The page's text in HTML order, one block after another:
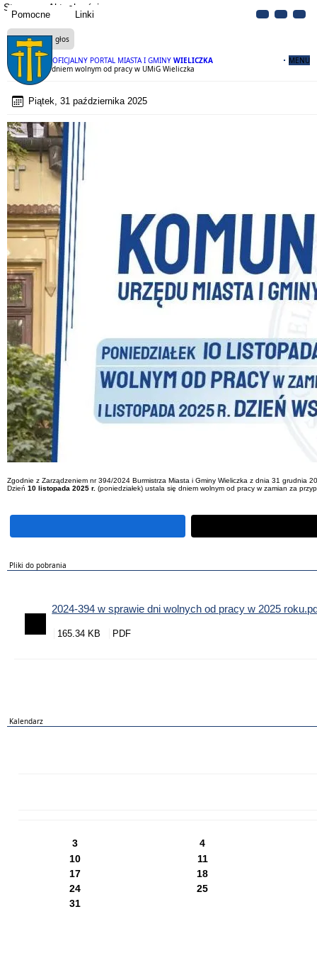
Pomocne Linki
OFICJALNY PORTAL MIASTA I GMINY WIELICZKA MENU
Strona Aktualności
Czytaj na głos
10 listopada dniem wolnym od pracy w UMiG Wieliczka
Piątek, 31 października 2025
Zgodnie z Zarządzeniem nr 394/2024 Burmistrza Miasta i Gminy Wieliczka z dnia 31 grudnia
Dzień 10 listopada 2025 r. (poniedziałek) ustala się dniem wolnym od pracy w zamian za
Pliki do pobrania
2024-394 w sprawie dni wolnych od pracy w 2025
165.34 KB
Kalendarz
3
4
10
11
17
18
24
25
31